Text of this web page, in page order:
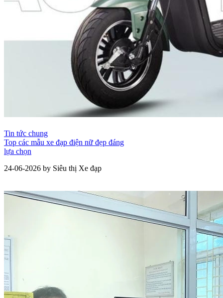
Tin tức chung
Top các mẫu xe đạp điện nữ đẹp đáng
lựa chọn
24-06-2026 by Siêu thị Xe đạp